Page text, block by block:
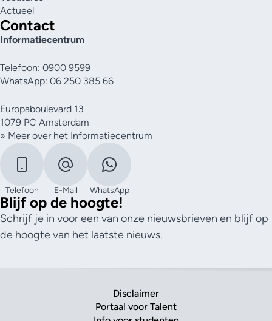
Actueel
Contact
Informatiecentrum
Telefoon: 0900 9599
WhatsApp: 06 250 385 66
Europaboulevard 13
1079 PC Amsterdam
» Meer over het Informatiecentrum
Telefoon E-Mail WhatsApp
Blijf op de hoogte!
Schrijf je in vooreen van onze nieuwsbrieven en blijf op
de hoogte van het laatste nieuws.
Disclaimer
Portaal voor Talent